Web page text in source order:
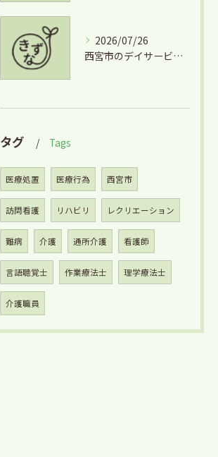
2026/07/26
西宮市のデイサービスを気軽に利用するための短時間利用や費用徹底ガイド
タグ Tags
医療処置 医療行為 西宮市
訪問看護 リハビリ レクリエーション
難病 介護 通所介護 看護師
言語聴覚士 作業療法士 理学療法士
介護職員